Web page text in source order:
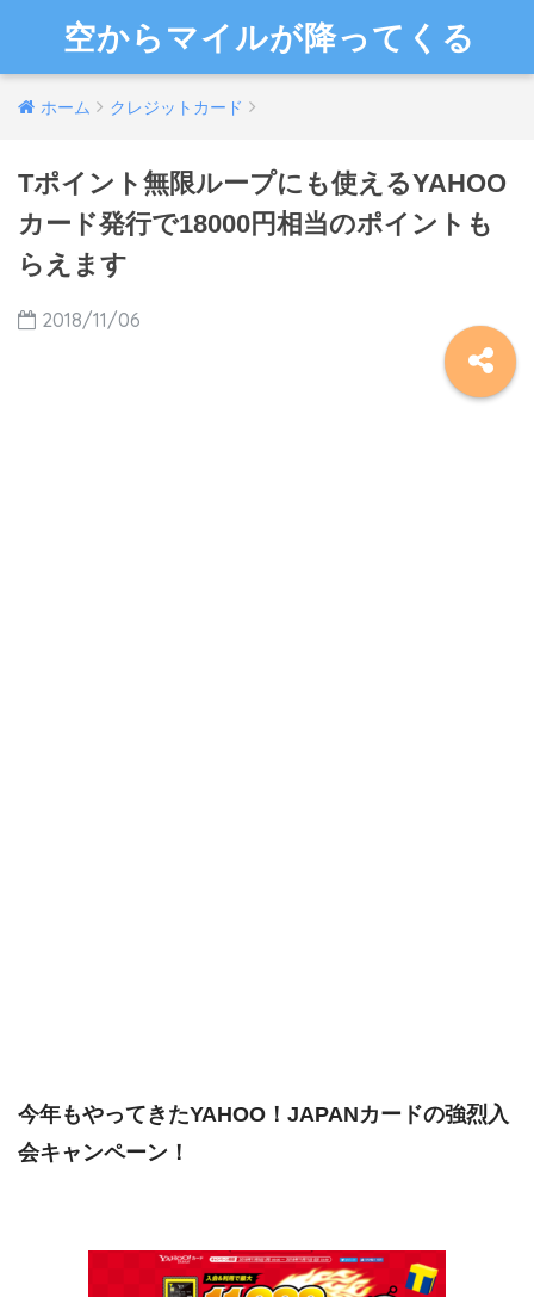
空からマイルが降ってくる
ホーム クレジットカード
Tポイント無限ループにも使えるYAHOO
カード発行で18000円相当のポイントも
らえます
2018/11/06
今年もやってきたYAHOO！JAPANカードの強烈入
会キャンペーン！